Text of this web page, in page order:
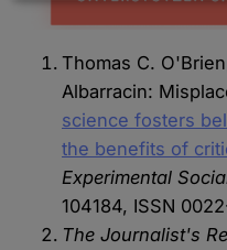
Thomas C.
Albarracin:
science fosters
the benefits of
Experimental
104184, ISSN
The Journalist's
und
Cookies